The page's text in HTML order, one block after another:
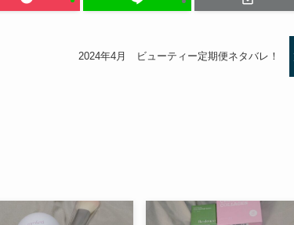
2024年4月 ビューティー定期便ネタバレ！